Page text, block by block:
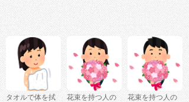
タオルで体を拭
花束を持つ人の
花束を持つ人の